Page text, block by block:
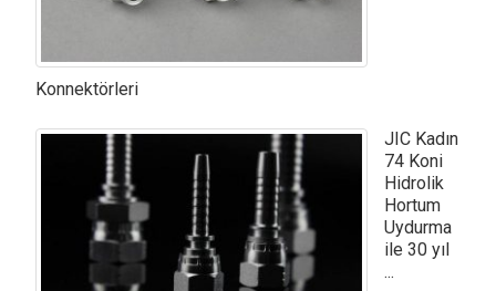
Konnektörleri
JIC Kadın
74 Koni
Hidrolik
Hortum
Uydurma
ile 30 yıl
...